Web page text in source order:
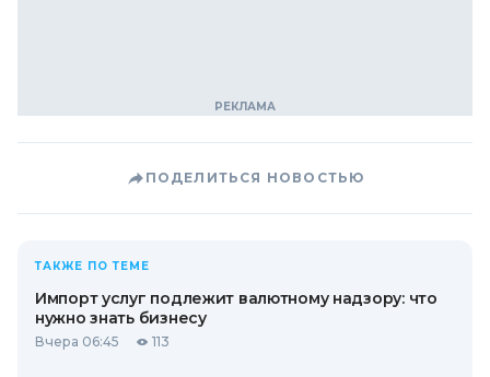
ПОДЕЛИТЬСЯ НОВОСТЬЮ
ТАКЖЕ ПО ТЕМЕ
Импорт услуг подлежит валютному надзору: что
нужно знать бизнесу
Вчера 06:45 113